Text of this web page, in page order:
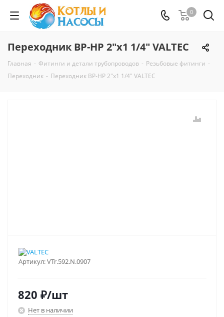
0
Переходник ВР-НР 2"x1 1/4" VALTEC
Главная - Фитинги и детали трубопроводов - Резьбовые фитинги -
Переходник - Переходник ВР-НР 2"x1 1/4" VALTEC
Артикул:VTr.592.N.0907
820 ₽/шт
Нет в наличии